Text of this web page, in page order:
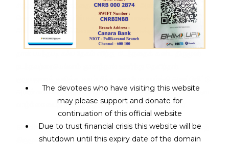
சித்தரின் கல்ப தேகத்தை எரித்துவிட்டனர். அன்று வேட்டைக்குச்
சென்ற மன்னர் வழியில் தன் சீடன் வருவதைக் கண்டு பயந்து
அவரை அழைத்துக்கொண்டு மலைக் குகைக்குச் சென்றார்.
அரண்மனைக்கு வந்தார். வந்த சில நாட்களிலேயே மீண்டும் தம் தவ
வாழ்க்கையைத் தொடர சதுரகிரிக்கே திரும்ப வந்துவிட்டார்.
Siddhar Thirumoolar Life History in Tamil –வீரசேனத்
திருமூலர் சம்பு கேசத்திருமூலராய் மாறிய கதை
The devotees who have visiting this website
may please support and donate for
continuation of this official website
Due to trust financial crisis this website will be
shutdown until this expiry date of the domain